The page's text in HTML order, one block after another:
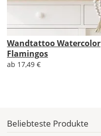
Sa., 15.08. -
Do., 20.08.
1,99 EUR
Deutschland
Wandtattoo Watercolor
Flamingos
ab 17,49 €
Beliebteste Produkte